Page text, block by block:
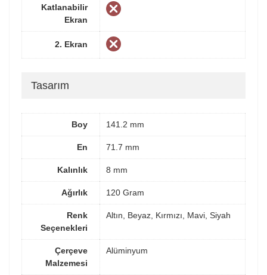
Katlanabilir
Ekran
2. Ekran
Tasarım
Boy 141.2 mm
En 71.7 mm
Kalınlık 8 mm
Ağırlık 120 Gram
Renk
Seçenekleri
Altın, Beyaz, Kırmızı, Mavi, Siyah
Çerçeve
Malzemesi
Alüminyum